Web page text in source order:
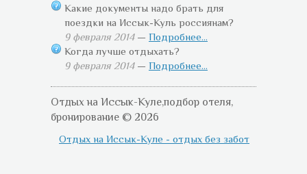
Какие документы надо брать для
поездки на Иссык-Куль россиянам?
9 февраля 2014— Подробнее...
Когда лучше отдыхать?
9 февраля 2014— Подробнее...
Отдых на Иссык-Куле,подбор отеля,
бронирование © 2026
Отдых на Иссык-Куле - отдых без забот